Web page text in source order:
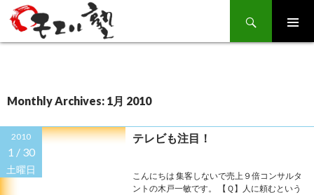
Search
SKIP
TO
Monthly Archives: 1月 2010
2010
1 / 30
土曜日
テレビも注目！
こんにちは 集客しないで売上９倍コンサルタ
ントの木戸一敏です。 【Ｑ】人に頼むという